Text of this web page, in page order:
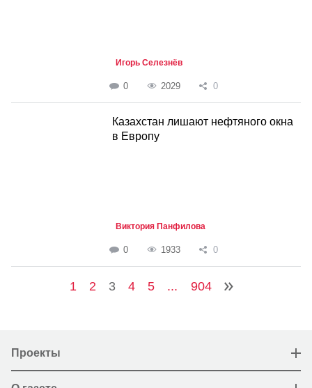
Игорь Селезнёв
0 2029 0
Казахстан лишают нефтяного окна
в Европу
Виктория Панфилова
0 1933 0
1 2 3 4 5 ... 904
Проекты